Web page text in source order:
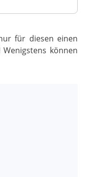
für diesen einen
Wenigstens können